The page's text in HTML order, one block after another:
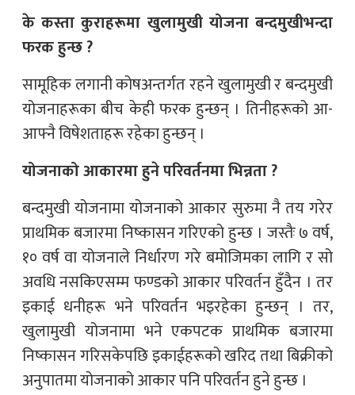
के कस्ता कुराहरूमा खुलामुखी योजना बन्दमुखीभन्दा
फरक हुन्छ ?
सामूहिक लगानी कोषअन्तर्गत रहने खुलामुखी र बन्दमुखी
योजनाहरूका बीच केही फरक हुन्छन् । तिनीहरूको आ-
आफ्नै विषेशताहरू रहेका हुन्छन् ।
योजनाको आकारमा हुने परिवर्तनमा भिन्नता ?
बन्दमुखी योजनामा योजनाको आकार सुरुमा नै तय गरेर
प्राथमिक बजारमा निष्कासन गरिएको हुन्छ । जस्तैः ७ वर्ष,
१० वर्ष वा योजनाले निर्धारण गरे बमोजिमका लागि र सो
अवधि नसकिएसम्म फण्डको आकार परिवर्तन हुँदैन । तर
इकाई धनीहरू भने परिवर्तन भइरहेका हुन्छन् । तर,
खुलामुखी योजनामा भने एकपटक प्राथमिक बजारमा
निष्कासन गरिसकेपछि इकाईहरूको खरिद तथा बिक्रीको
अनुपातमा योजनाको आकार पनि परिवर्तन हुने हुन्छ ।